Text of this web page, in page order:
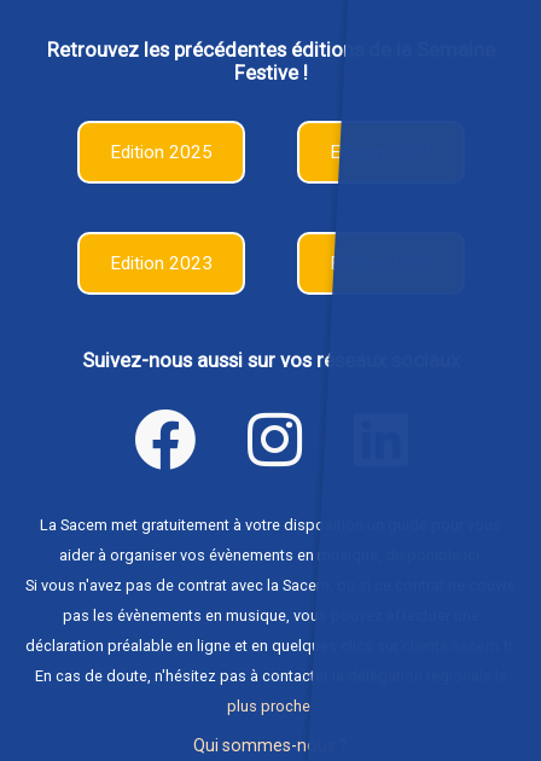
Retrouvez les précédentes éditions de la Semaine
Festive !
Edition 2025 Edition 2024
Edition 2023 Edition 2022
Suivez-nous aussi sur vos réseaux sociaux
La Sacem met gratuitement à votre disposition un guide pour vous
aider à organiser vos évènements en musique,
Si vous n'avez pas de contrat avec la Sacem, ou si ce contrat ne couvre
pas les évènements en musique, vous pouvez effectuer une
déclaration préalable en ligne et en quelques clics sur
En cas de doute, n'hésitez pas à contacter
plus proche
Qui sommes-nous ?